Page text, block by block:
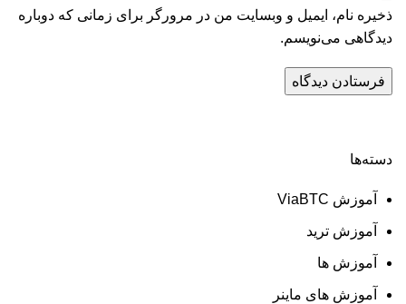
ذخیره نام، ایمیل و وبسایت من در مرورگر برای زمانی که دوباره
دیدگاهی می‌نویسم.
دسته‌ها
آموزش ViaBTC
آموزش ترید
آموزش ها
آموزش های ماینر